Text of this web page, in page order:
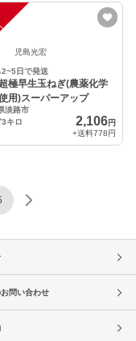
児島光宏
2~5日で発送
極早生玉ねぎ(農薬化学
用)スーパーアップ
淡路市
キロ
2,106円
+送料778円
問い合わせ